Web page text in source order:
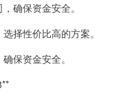
确保资金安全。
择性价比高的方案。
保资金安全。